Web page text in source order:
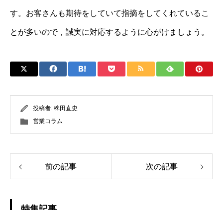
す。お客さんも期待をしていて指摘をしてくれているこ
とが多いので，誠実に対応するように心がけましょう。
投稿者: 稗田直史
営業コラム
前の記事 次の記事